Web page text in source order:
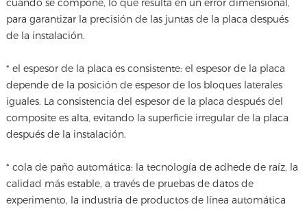
para garantizar la precisión de las juntas de la placa después
de la instalación.
* el espesor de la placa es consistente: el espesor de la placa
depende de la posición de espesor de los bloques laterales
iguales. La consistencia del espesor de la placa después del
composite es alta, evitando la superficie irregular de la placa
después de la instalación.
* cola de paño automática: la tecnología de adhede de raíz, la
calidad más estable, a través de pruebas de datos de
experimento, la industria de productos de línea automática